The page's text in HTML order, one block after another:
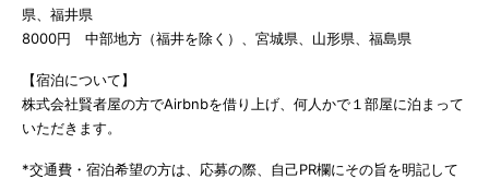
県、福井県
8000円 中部地方（福井を除く）、宮城県、山形県、福島県
【宿泊について】
株式会社賢者屋の方でAirbnbを借り上げ、何人かで１部屋に泊まって
いただきます。
*交通費・宿泊希望の方は、応募の際、自己PR欄にその旨を明記して